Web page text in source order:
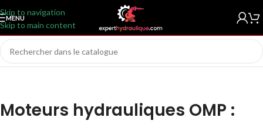
Skip to navigation
Skip to main content
MENU
Moteurs hydrauliques OMP :